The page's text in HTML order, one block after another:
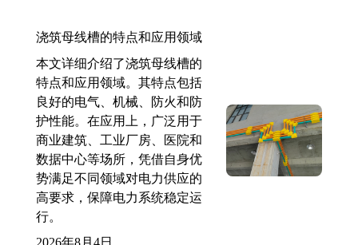
浇筑母线槽的特点和应用领域
本文详细介绍了浇筑母线槽的
特点和应用领域。其特点包括
良好的电气、机械、防火和防
护性能。在应用上，广泛用于
商业建筑、工业厂房、医院和
数据中心等场所，凭借自身优
势满足不同领域对电力供应的
高要求，保障电力系统稳定运
行。
2026年8月4日